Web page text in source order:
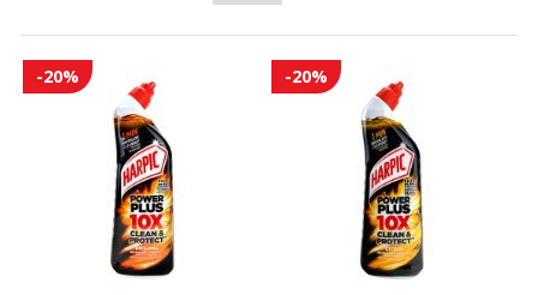
-20% -20%